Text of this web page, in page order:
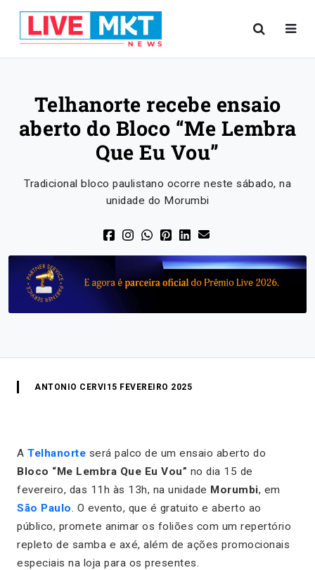
Telhanorte recebe ensaio
aberto do Bloco “Me Lembra
Que Eu Vou”
Tradicional bloco paulistano ocorre neste sábado, na
unidade do Morumbi
ANTONIO CERVI 15 FEVEREIRO 2025
A Telhanorte será palco de um ensaio aberto do
Bloco “Me Lembra Que Eu Vou” no dia 15 de
fevereiro, das 11h às 13h, na unidade Morumbi, em
São Paulo. O evento, que é gratuito e aberto ao
público, promete animar os foliões com um repertório
repleto de samba e axé, além de ações promocionais
especiais na loja para os presentes.